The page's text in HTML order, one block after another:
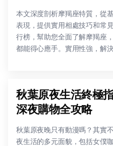
本文深度剖析摩羯座特質，從
表現，提供實用相處技巧和常
行榜，幫助您全面了解摩羯座
都能得心應手。實用性強，解
秋葉原夜生活終極
深夜購物全攻略
秋葉原夜晚只有動漫嗎？其實
夜生活的多元面貌，包括女僕